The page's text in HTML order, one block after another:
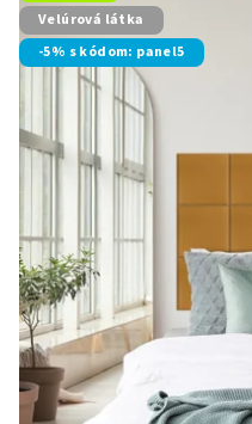
Velúrová látka
-5% s kódom: panel5